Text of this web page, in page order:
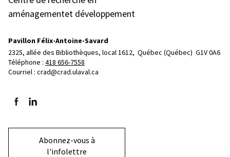
aménagementet développement
Pavillon Félix-Antoine-Savard
2325, allée des Bibliothèques, local 1612, Québec (Québec)  G1V 0A6
Téléphone : 418 656-7558
Courriel : crad@crad.ulaval.ca
Suivez-nous sur Facebook
Suivez-nous sur LinkedIn
Abonnez-vous à
l'infolettre